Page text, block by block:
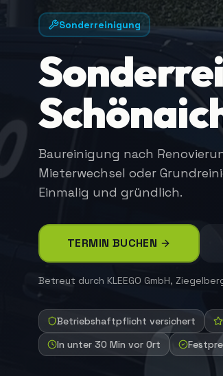
Sonderreinigung
Baureinigung nach
Mieterwechsel oder
Einmalig und gründlich.
TERMIN BUCHEN
Betreut durch KLEEGO GmbH,
Betriebshaftpflicht versichert
In unter 30 Min vor Ort